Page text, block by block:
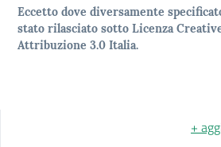
Eccetto dove diversamente
stato rilasciato sotto Licenza
Attribuzione 3.0 Italia.
+